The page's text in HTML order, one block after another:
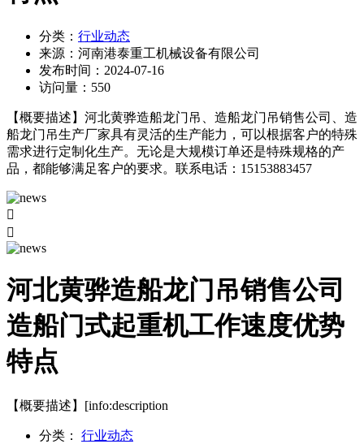
分类： 行业动态
来源： 河南港泰重工机械设备有限公司
发布时间： 2024-07-16
访问量： 550
【概要描述】 河北黄骅造船龙门吊、造船龙门吊销售公司、造
船龙门吊生产厂家具有灵活的生产能力，可以根据客户的特殊
需求进行定制化生产。无论是大规模订单还是特殊规格的产
品，都能够满足客户的要求。联系电话：15153883457


河北黄骅造船龙门吊销售公司
造船门式起重机工作速度优势
特点
【概要描述】 [info:description
分类：
行业动态